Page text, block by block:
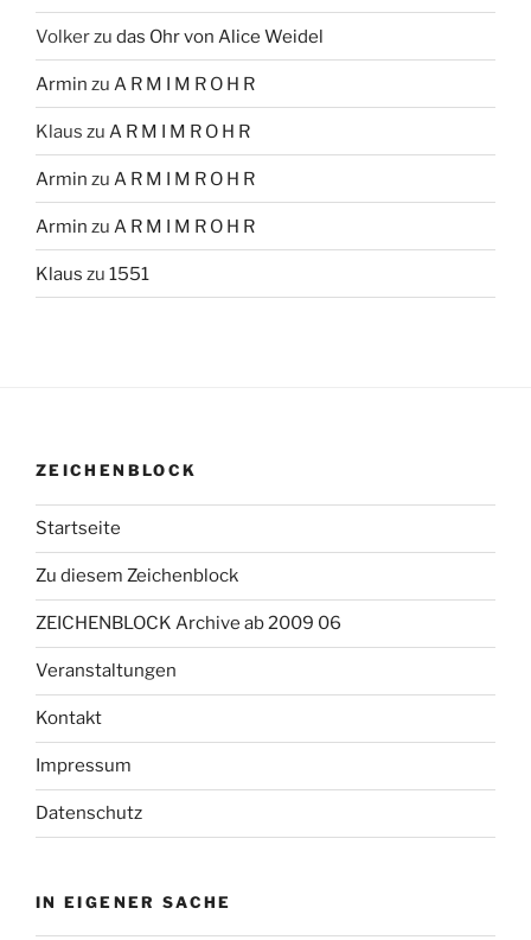
Volkerzu das Ohr von Alice Weidel
Armin zu A R M I M R O H R
Klaus zu A R M I M R O H R
Armin zu A R M I M R O H R
Armin zu A R M I M R O H R
Klaus zu 1551
ZEICHENBLOCK
Startseite
Zu diesem Zeichenblock
ZEICHENBLOCK Archive ab 2009 06
Veranstaltungen
Kontakt
Impressum
Datenschutz
IN EIGENER SACHE